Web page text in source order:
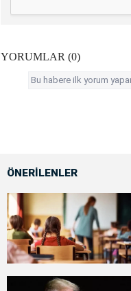
YORUMLAR (0)
Bu habere ilk yorum
ÖNERİLENLER